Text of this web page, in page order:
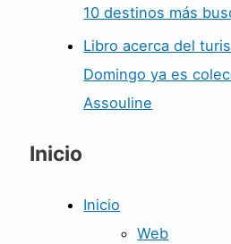
10 destinos más
Libro acerca del
Domingo ya es
Assouline
Inicio
Inicio
Web